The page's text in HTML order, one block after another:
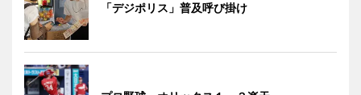
「デジポリス」普及呼び掛け